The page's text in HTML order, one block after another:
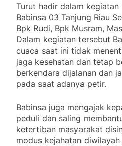
Turut hadir dalam
Babinsa 03 Tanjung Riau
Bpk Rudi, Bpk Musram,
Dalam kegiatan tersebut
cuaca saat ini tidak
jaga kesehatan dan tetap
berkendara dijalanan dan
pada saat adanya petir.
Babinsa juga mengajak
peduli dan saling
ketertiban masyarakat
modus kejahatan diwilayah